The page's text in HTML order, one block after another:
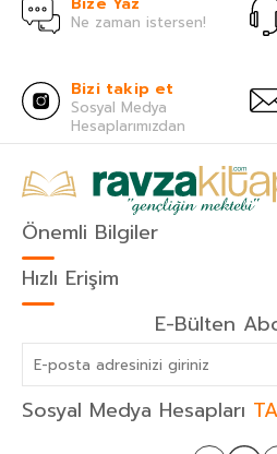
Ne zaman istersen!
Bizi takip et
Sosyal Medya
Hesaplarımızdan
Önemli Bilgiler
Hızlı Erişim
E-Bülten
Sosyal Medya Hesapları